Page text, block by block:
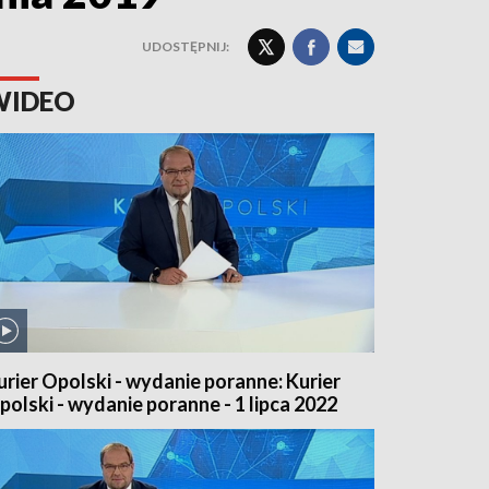
UDOSTĘPNIJ:
Opolski - wydanie poranne: Kurier
- wydanie poranne - 1 lipca 2022